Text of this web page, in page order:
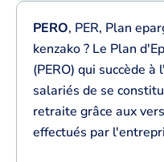
PERO, PER, Plan
kenzako ? Le Plan
(PERO) qui succède
salariés de se
retraite grâce aux
effectués par